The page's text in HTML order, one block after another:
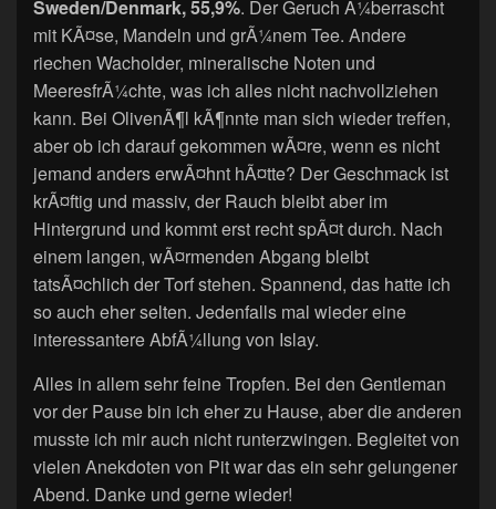
Sweden/Denmark, 55,9%. Der Geruch Ã¼berrascht
mit KÃ¤se, Mandeln und grÃ¼nem Tee. Andere
riechen Wacholder, mineralische Noten und
MeeresfrÃ¼chte, was ich alles nicht nachvollziehen
kann. Bei OlivenÃ¶l kÃ¶nnte man sich wieder treffen,
aber ob ich darauf gekommen wÃ¤re, wenn es nicht
jemand anders erwÃ¤hnt hÃ¤tte? Der Geschmack ist
krÃ¤ftig und massiv, der Rauch bleibt aber im
Hintergrund und kommt erst recht spÃ¤t durch. Nach
einem langen, wÃ¤rmenden Abgang bleibt
tatsÃ¤chlich der Torf stehen. Spannend, das hatte ich
so auch eher selten. Jedenfalls mal wieder eine
interessantere AbfÃ¼llung von Islay.
Alles in allem sehr feine Tropfen. Bei den Gentleman
vor der Pause bin ich eher zu Hause, aber die anderen
musste ich mir auch nicht runterzwingen. Begleitet von
vielen Anekdoten von Pit war das ein sehr gelungener
Abend. Danke und gerne wieder!